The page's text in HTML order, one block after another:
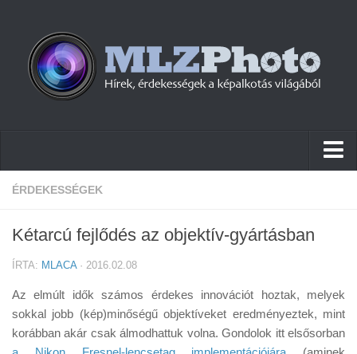
Hírek
Cikkek
Firmware
Tudástár
ÉRDEKESSÉGEK
Kétarcú fejlődés az objektív-gyártásban
ÍRTA: MLACA· 2016.02.08
Az elmúlt idők számos érdekes innovációt hoztak, melyek
sokkal jobb (kép)minőségű objektíveket eredményeztek, mint
korábban akár csak álmodhattuk volna. Gondolok itt elsősorban